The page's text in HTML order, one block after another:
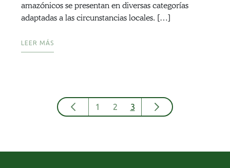
amazónicos se presentan en diversas categorías
adaptadas a las circunstancias locales. […]
LEER MÁS
1 2 3